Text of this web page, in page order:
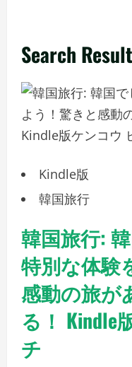
Search
Kindle版
韓国旅行
韓国旅行:
特別な体験
感動の旅が
る！ Kindle
チ